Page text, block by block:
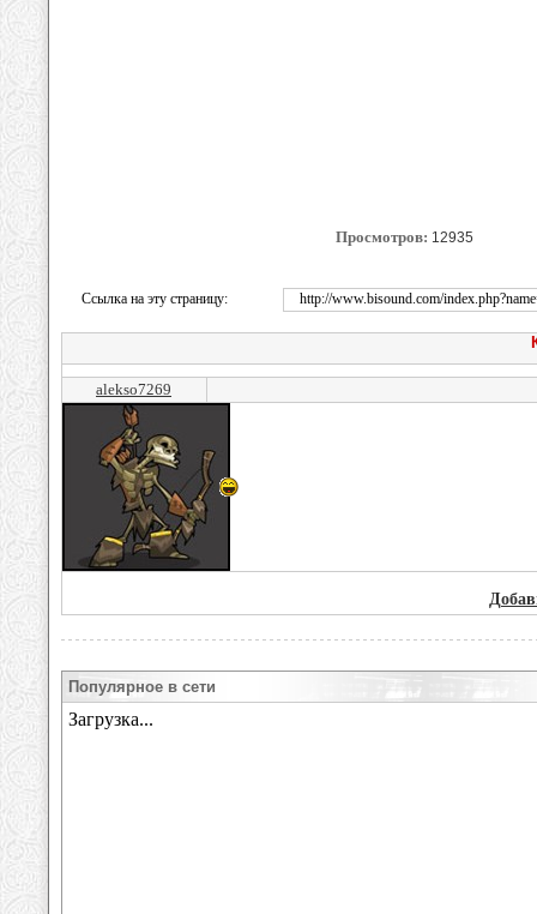
Просмотров: 12935
Ссылка на эту страницу: http://www.bisound.com/
alekso7269
Популярное в сети